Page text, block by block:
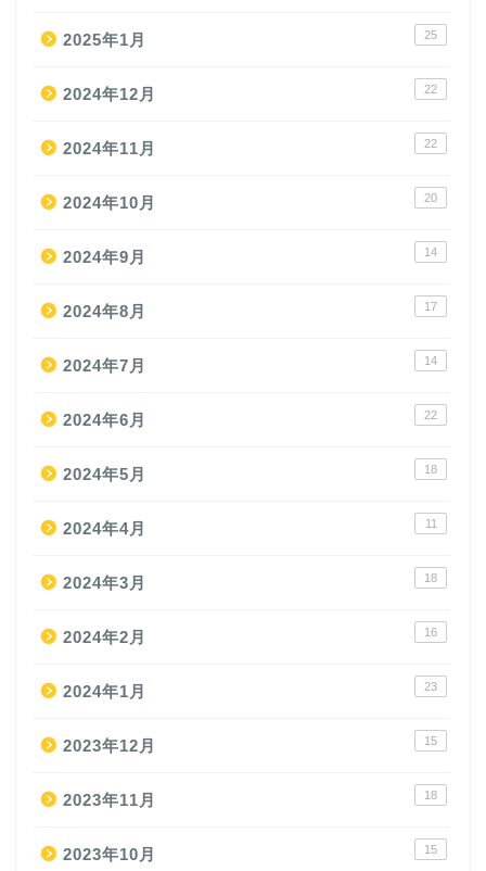
2025年1月 25
2024年12月 22
2024年11月 22
2024年10月 20
2024年9月 14
2024年8月 17
2024年7月 14
2024年6月 22
2024年5月 18
2024年4月 11
2024年3月 18
2024年2月 16
2024年1月 23
2023年12月 15
2023年11月 18
2023年10月 15